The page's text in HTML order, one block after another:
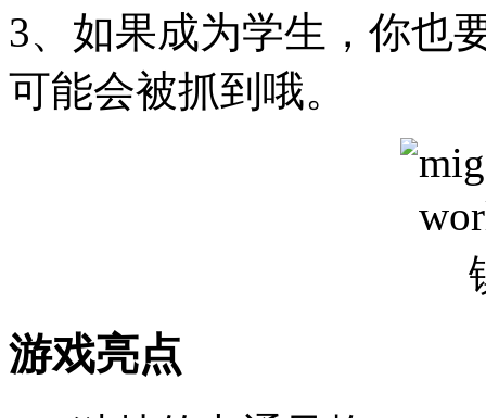
3、如果成为学生，你也
可能会被抓到哦。
游戏亮点